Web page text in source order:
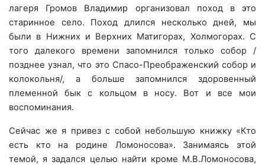
лагеря Громов Владимир организовал поход в это
старинное село. Поход длился несколько дней, мы
были в Нижних и Верхних Матигорах, Холмогорах. С
того далекого времени запомнился только собор /
позднее узнал, что это Спасо-Преображенский собор и
колокольня/, а больше запомнился здоровенный
племенной бык с кольцом в носу. Вот и все мои
воспоминания.
Сейчас же я привез с собой небольшую книжку «Кто
есть кто на родине Ломоносова». Занимаясь этой
темой, я задался целью найти кроме М.В.Ломоносова,